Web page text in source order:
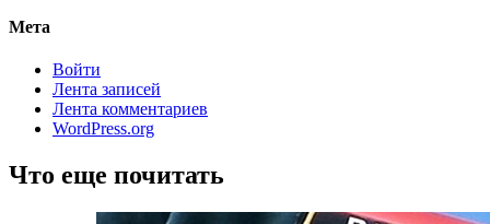
Мета
Войти
Лента записей
Лента комментариев
WordPress.org
Что еще почитать